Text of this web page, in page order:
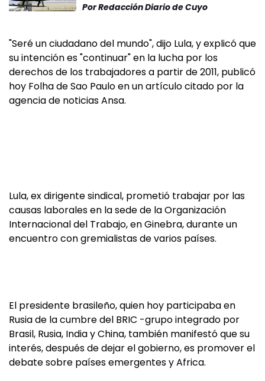
PorRedacción Diario de Cuyo
"Seré un ciudadano del mundo", dijo Lula, y explicó que
su intención es "continuar" en la lucha por los
derechos de los trabajadores a partir de 2011, publicó
hoy Folha de Sao Paulo en un artículo citado por la
agencia de noticias Ansa.
Lula, ex dirigente sindical, prometió trabajar por las
causas laborales en la sede de la Organización
Internacional del Trabajo, en Ginebra, durante un
encuentro con gremialistas de varios países.
El presidente brasileño, quien hoy participaba en
Rusia de la cumbre del BRIC -grupo integrado por
Brasil, Rusia, India y China, también manifestó que su
interés, después de dejar el gobierno, es promover el
debate sobre países emergentes y Africa.